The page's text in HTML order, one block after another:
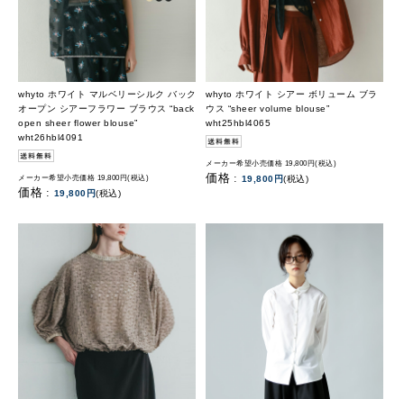
whyto ホワイト マルベリーシルク バック
オープン シアーフラワー ブラウス “back
open sheer flower blouse”
wht26hbl4091
メーカー希望小売価格 19,800円(税込)
価格 : 19,800円(税込)
whyto ホワイト シアー ボリューム ブラ
ウス “sheer volume blouse”
wht25hbl4065
メーカー希望小売価格 19,800円(税込)
価格 : 19,800円(税込)